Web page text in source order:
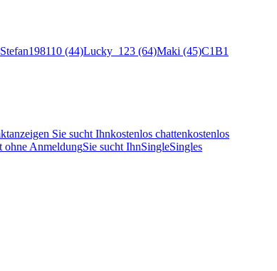
Stefan198110 (44)Lucky_123 (64)Maki (45)C1B1
Sie sucht Ihnkostenlos chattenkostenlos
ohne AnmeldungSie sucht IhnSingleSingles